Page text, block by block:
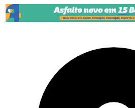
Pular para o conteúdo